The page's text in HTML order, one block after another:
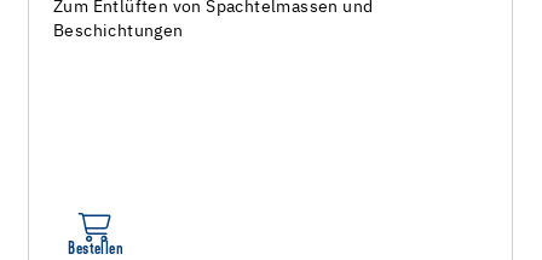
Zum Entlüften von Spachtelmassen und
Beschichtungen
Bestellen